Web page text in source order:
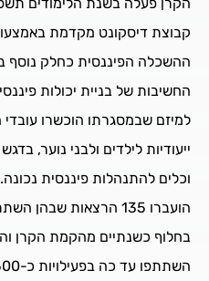
קבוצת דיסקונט מקדמת
ההשכלה הפיננסית כחלק נוסף
החשיבות של בניית יכולות
למיזם שבמסגרתו הוכשרו
ייעודיות לילדים ולבני נוער,
וכלים להתנהלות פיננסית
הועברו 135 הרצאות שבהן השתתפו כ-4,500 ילדים ובני נוער.
בחלוף כשנתיים מהקמת הקרן